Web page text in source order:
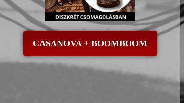
CASANOVA + BOOMBOOM